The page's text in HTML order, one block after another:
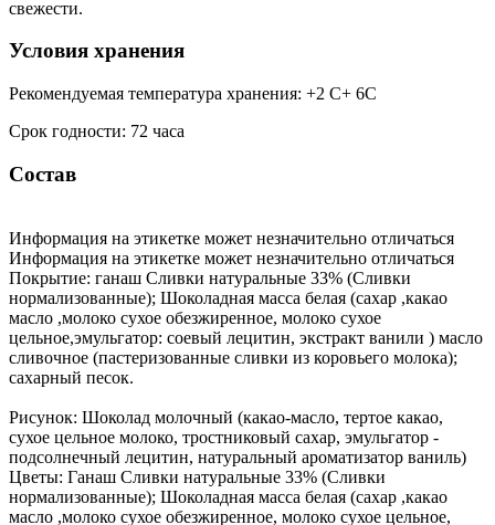
свежести.
Условия хранения
Рекомендуемая температура хранения: +2 С+ 6С
Срок годности: 72 часа
Состав
Информация на этикетке может незначительно отличаться
Информация на этикетке может незначительно отличаться
Покрытие: ганаш Сливки натуральные 33% (Сливки
нормализованные); Шоколадная масса белая (сахар ,какао
масло ,молоко сухое обезжиренное, молоко сухое
цельное,эмульгатор: соевый лецитин, экстракт ванили ) масло
сливочное (пастеризованные сливки из коровьего молока);
сахарный песок.
Рисунок: Шоколад молочный (какао-масло, тертое какао,
сухое цельное молоко, тростниковый сахар, эмульгатор -
подсолнечный лецитин, натуральный ароматизатор ваниль)
Цветы: Ганаш Сливки натуральные 33% (Сливки
нормализованные); Шоколадная масса белая (сахар ,какао
масло ,молоко сухое обезжиренное, молоко сухое цельное,